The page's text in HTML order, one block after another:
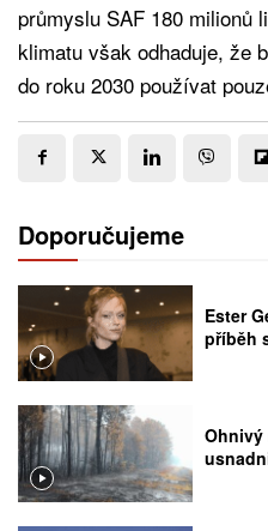
průmyslu SAF 180 milionů
klimatu však odhaduje, že
do roku 2030 používat
Doporučujeme
Ester
příběh
Ohnivý